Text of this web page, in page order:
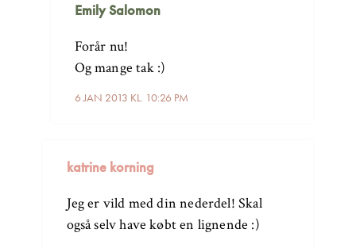
Emily Salomon
6 JAN 2013 KL. 10:26 PM
Forår nu!
Og mange tak :)
katrine korning
Jeg er vild med din nederdel! Skal
også selv have købt en lignende :)